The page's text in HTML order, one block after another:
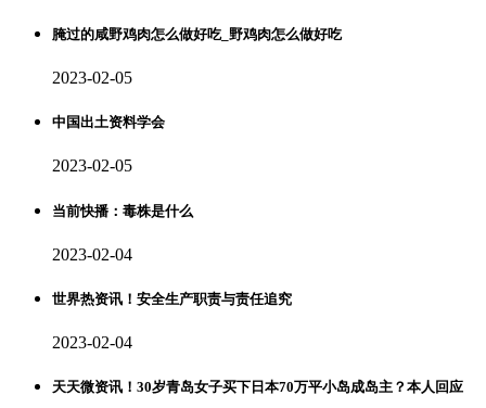
腌过的咸野鸡肉怎么做好吃_野鸡肉怎么做好吃
2023-02-05
中国出土资料学会
2023-02-05
当前快播：毒株是什么
2023-02-04
世界热资讯！安全生产职责与责任追究
2023-02-04
天天微资讯！30岁青岛女子买下日本70万平小岛成岛主？本人回应